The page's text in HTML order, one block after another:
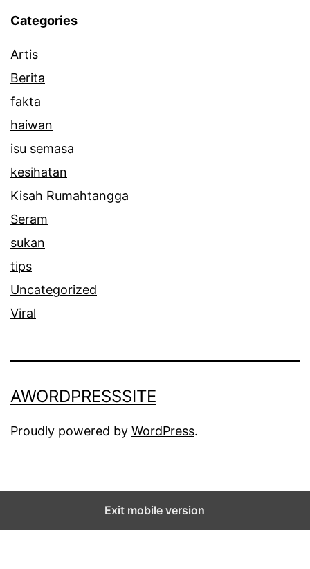
Categories
Artis
Berita
fakta
haiwan
isu semasa
kesihatan
Kisah Rumahtangga
Seram
sukan
tips
Uncategorized
Viral
AWORDPRESSSITE
Proudly powered by WordPress.
Exit mobile version